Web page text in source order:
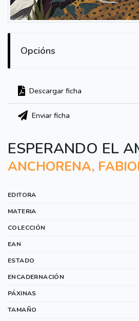
Opcións
Descargar ficha
Enviar ficha
ESPERANDO EL
ANCHORENA,
EDITORA
MATERIA
COLECCIÓN
EAN
ESTADO
ENCADERNACIÓN
PÁXINAS
TAMAÑO